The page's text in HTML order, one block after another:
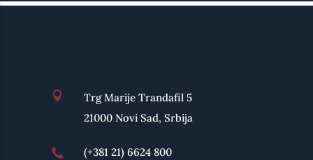

Trg Marije Trandafil 5
21000 Novi Sad, Srbija
 (+381 21) 6624 800